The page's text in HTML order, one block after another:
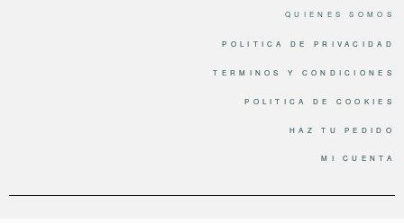
QUIENES SOMOS
POLITICA DE PRIVACIDAD
TERMINOS Y CONDICIONES
POLITICA DE COOKIES
HAZ TU PEDIDO
MI CUENTA